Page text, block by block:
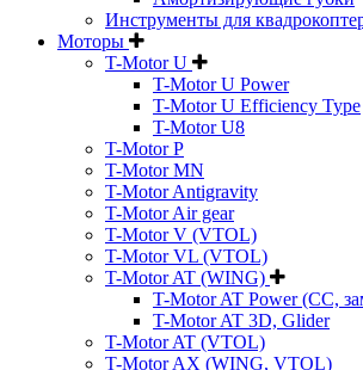
Инструменты для
Моторы
T-Motor U
T-Motor U Power
T-Motor U Efficiency Type
T-Motor U8
T-Motor P
T-Motor MN
T-Motor Antigravity
T-Motor Air gear
T-Motor V (VTOL)
T-Motor VL (VTOL)
T-Motor AT (WING)
T-Motor AT Power (CC,
T-Motor AT 3D, Glider
T-Motor AT (VTOL)
T-Motor AX (WING, VTOL)